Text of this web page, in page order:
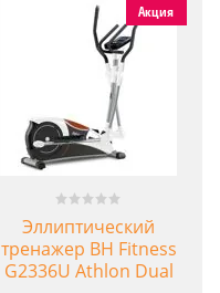
Акция
Эллиптический
тренажер BH Fitness
G2336U Athlon Dual